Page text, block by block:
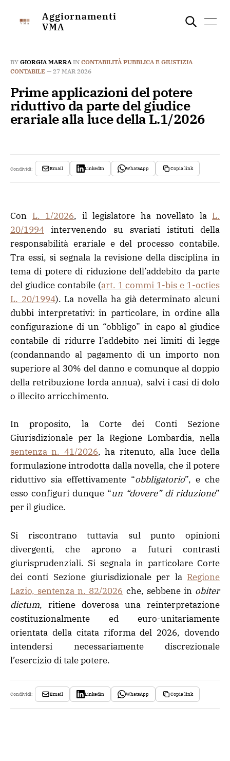
Aggiornamenti
VMA
BY GIORGIA MARRAIN CONTABILITÀ PUBBLICA E GIUSTIZIA
CONTABILE — 27 MAR 2026
Prime applicazioni del potere
riduttivo da parte del giudice
erariale alla luce della L.1/2026
Condividi: Email LinkedIn WhatsApp Copia link
Con L. 1/2026, il legislatore ha novellato la L.
20/1994 intervenendo su svariati istituti della
responsabilità erariale e del processo contabile.
Tra essi, si segnala la revisione della disciplina in
tema di potere di riduzione dell’addebito da parte
del giudice contabile (art. 1 commi 1-bis e 1-octies
L. 20/1994). La novella ha già determinato alcuni
dubbi interpretativi: in particolare, in ordine alla
configurazione di un “obbligo” in capo al giudice
contabile di ridurre l’addebito nei limiti di legge
(condannando al pagamento di un importo non
superiore al 30% del danno e comunque al doppio
della retribuzione lorda annua), salvi i casi di dolo
o illecito arricchimento.
In proposito, la Corte dei Conti Sezione
Giurisdizionale per la Regione Lombardia, nella
sentenza n. 41/2026, ha ritenuto, alla luce della
formulazione introdotta dalla novella, che il potere
riduttivo sia effettivamente “obbligatorio”, e che
esso configuri dunque “un “dovere” di riduzione”
per il giudice.
Si riscontrano tuttavia sul punto opinioni
divergenti, che aprono a futuri contrasti
giurisprudenziali. Si segnala in particolare Corte
dei conti Sezione giurisdizionale per la Regione
Lazio, sentenza n. 82/2026 che, sebbene in obiter
dictum, ritiene doverosa una reinterpretazione
costituzionalmente ed euro-unitariamente
orientata della citata riforma del 2026, dovendo
intendersi necessariamente discrezionale
l’esercizio di tale potere.
Condividi: Email LinkedIn WhatsApp Copia link